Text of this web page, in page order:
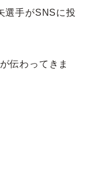
選手がSNSに投
伝わってきま